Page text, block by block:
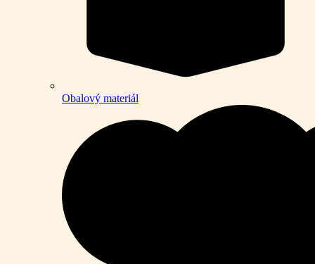
Obalový materiál